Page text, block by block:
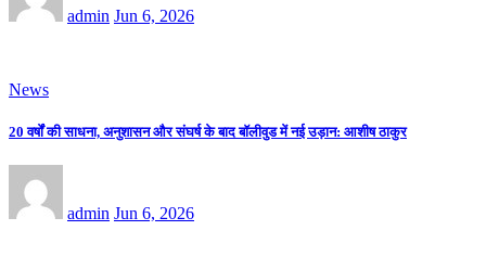
admin Jun 6, 2026
News
20 वर्षों की साधना, अनुशासन और संघर्ष के बाद बॉलीवुड में नई उड़ान: आशीष ठाकुर
admin Jun 6, 2026